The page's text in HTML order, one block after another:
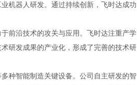
机器人研发。通过持续创新，飞时达成功
前沿技术的攻关与应用。飞时达注重产学
研发成果的产业化，形成了完善的技术研
种智能制造关键设备。公司自主研发的智